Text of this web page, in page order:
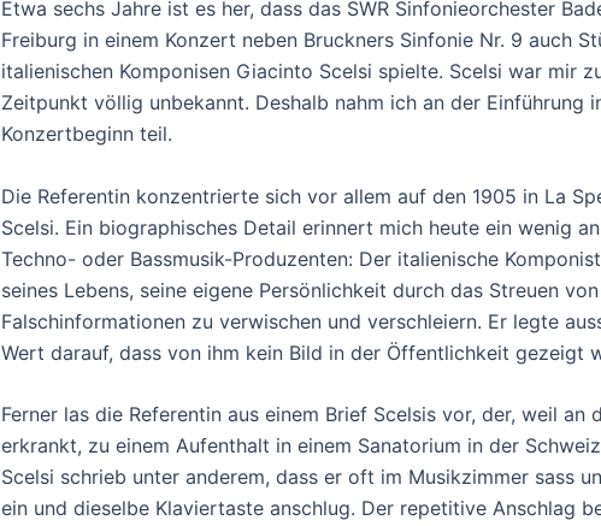
Etwa sechs Jahre ist es her, dass das SWR Sinfonieorchester
Freiburg in einem Konzert neben Bruckners Sinfonie Nr. 9 auch
italienischen Komponisen Giacinto Scelsi spielte. Scelsi war mir
Zeitpunkt völlig unbekannt. Deshalb nahm ich an der Einführung
Konzertbeginn teil.
Die Referentin konzentrierte sich vor allem auf den 1905 in La
Scelsi. Ein biographisches Detail erinnert mich heute ein wenig
Techno- oder Bassmusik-Produzenten: Der italienische
seines Lebens, seine eigene Persönlichkeit durch das Streuen von
Falschinformationen zu verwischen und verschleiern. Er legte
Wert darauf, dass von ihm kein Bild in der Öffentlichkeit gezeigt
Ferner las die Referentin aus einem Brief Scelsis vor, der, weil an
erkrankt, zu einem Aufenthalt in einem Sanatorium in der
Scelsi schrieb unter anderem, dass er oft im Musikzimmer sass
ein und dieselbe Klaviertaste anschlug. Der repetitive Anschlag